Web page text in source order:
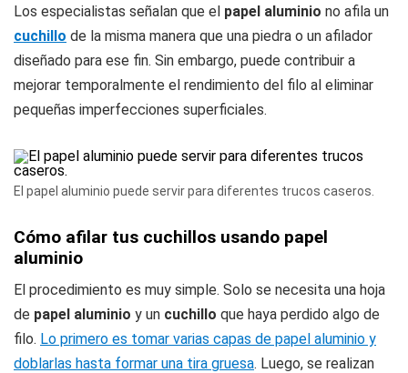
Los especialistas señalan que el papel aluminio no afila un
cuchillo de la misma manera que una piedra o un afilador
diseñado para ese fin. Sin embargo, puede contribuir a
mejorar temporalmente el rendimiento del filo al eliminar
pequeñas imperfecciones superficiales.
El papel aluminio puede servir para diferentes trucos caseros.
Cómo afilar tus cuchillos usando papel
aluminio
El procedimiento es muy simple. Solo se necesita una hoja
de papel aluminio y un cuchillo que haya perdido algo de
filo. Lo primero es tomar varias capas de papel aluminio y
doblarlas hasta formar una tira gruesa. Luego, se realizan